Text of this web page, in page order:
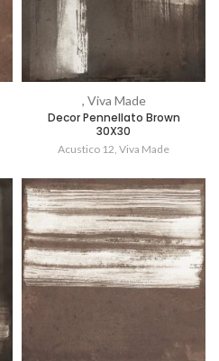
, Viva Made
Decor Pennellato Brown
30X30
Acustico 12, Viva Made